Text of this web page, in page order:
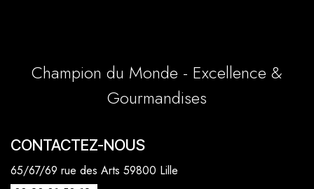
CONTACTEZ-NOUS
65/67/69 rue des Arts 59800 Lille
Champion du Monde - Excellence &
Gourmandises